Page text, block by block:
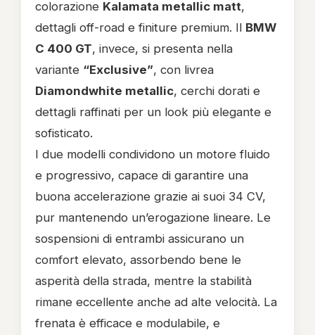
colorazione Kalamata metallic matt,
dettagli off-road e finiture premium. Il BMW
C 400 GT, invece, si presenta nella
variante “Exclusive”, con livrea
Diamondwhite metallic, cerchi dorati e
dettagli raffinati per un look più elegante e
sofisticato.
I due modelli condividono un motore fluido
e progressivo, capace di garantire una
buona accelerazione grazie ai suoi 34 CV,
pur mantenendo un’erogazione lineare. Le
sospensioni di entrambi assicurano un
comfort elevato, assorbendo bene le
asperità della strada, mentre la stabilità
rimane eccellente anche ad alte velocità. La
frenata è efficace e modulabile, e